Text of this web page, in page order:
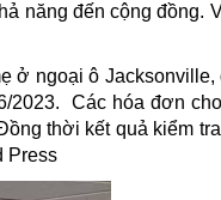
năng đến cộng đồng.
ở ngoại ô Jacksonville,
2023.
Các hóa đơn
thời kết quả kiểm
Press